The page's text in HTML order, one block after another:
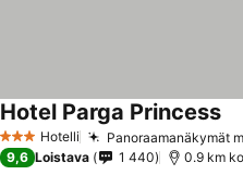
3 Tähtiluokitus
Hotelli Panoraamanäkymät
Hotel Parga Princess
9,6 Loistava 1 440 0.9 km